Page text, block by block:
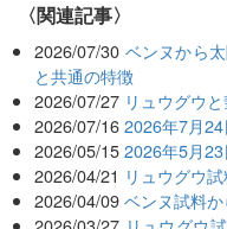
関連記事
2026/07/30 ベンヌから
と共通の特徴
2026/07/27 リュウグウ
2026/07/16 2026年7月
2026/05/15 2026年5月
2026/04/21 リュウグウ
2026/04/09 ベンヌ試料